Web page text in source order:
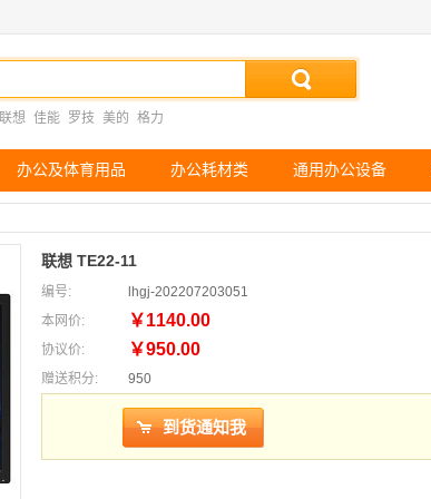
联想 佳能 罗技 美的 格力
办公及体育用品 办公耗材类 通用办公设备
联想 TE22-11
编号:
lhgj-202207203051
本网价:
￥1140.00
协议价: ￥950.00
赠送积分: 950